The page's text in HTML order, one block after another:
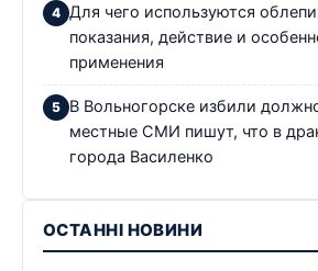
Для чего используются
показания, действие и
применения
В Вольногорске избили
местные СМИ пишут, что в
города Василенко
ОСТАННІ НОВИНИ